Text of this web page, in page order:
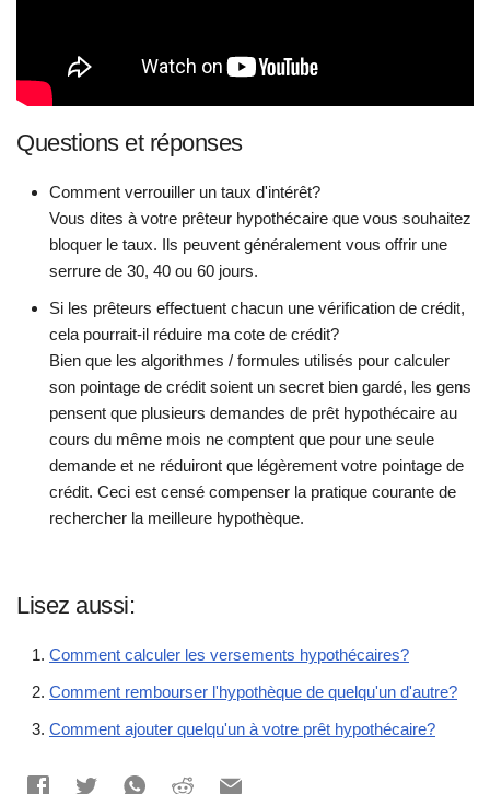
Questions et réponses
Comment verrouiller un taux d'intérêt?
Vous dites à votre prêteur hypothécaire que vous souhaitez
bloquer le taux. Ils peuvent généralement vous offrir une
serrure de 30, 40 ou 60 jours.
Si les prêteurs effectuent chacun une vérification de crédit,
cela pourrait-il réduire ma cote de crédit?
Bien que les algorithmes / formules utilisés pour calculer
son pointage de crédit soient un secret bien gardé, les gens
pensent que plusieurs demandes de prêt hypothécaire au
cours du même mois ne comptent que pour une seule
demande et ne réduiront que légèrement votre pointage de
crédit. Ceci est censé compenser la pratique courante de
rechercher la meilleure hypothèque.
Lisez aussi:
Comment calculer les versements hypothécaires?
Comment rembourser l'hypothèque de quelqu'un d'autre?
Comment ajouter quelqu'un à votre prêt hypothécaire?